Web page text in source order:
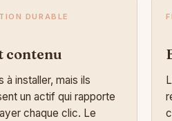
DURABLE
contenu
à installer, mais ils
un actif qui rapporte
chaque clic. Le